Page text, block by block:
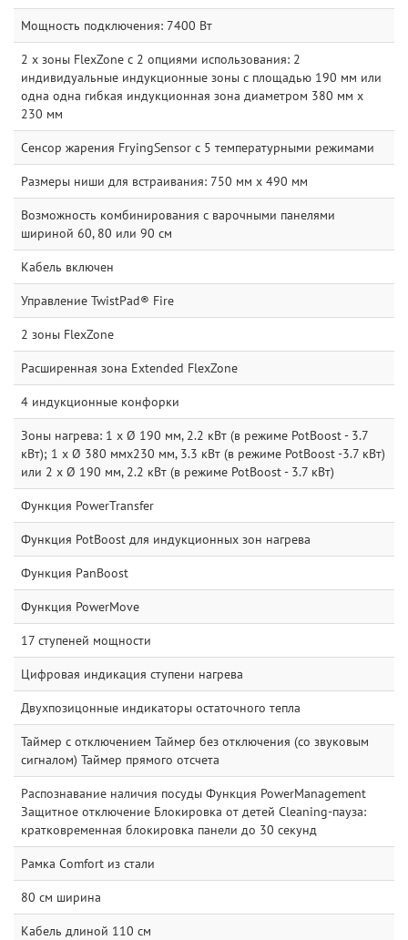
Мощность подключения: 7400 Вт
2 x зоны FlexZone с 2 опциями использования: 2
индивидуальные индукционные зоны с площадью 190 мм или
одна одна гибкая индукционная зона диаметром 380 мм x
230 мм
Сенсор жарения FryingSensor c 5 температурными режимами
Размеры ниши для встраивания: 750 мм x 490 мм
Возможность комбинирования с варочными панелями
шириной 60, 80 или 90 см
Кабель включен
Управление TwistPad® Fire
2 зоны FlexZone
Расширенная зона Extended FlexZone
4 индукционные конфорки
Зоны нагрева: 1 x Ø 190 мм, 2.2 кВт (в режиме PotBoost - 3.7
кВт); 1 x Ø 380 ммx230 мм, 3.3 кВт (в режиме PotBoost -3.7 кВт)
или 2 x Ø 190 мм, 2.2 кВт (в режиме PotBoost - 3.7 кВт)
Функция PowerTransfer
Функция PotBoost для индукционных зон нагрева
Функция PanBoost
Функция PowerMove
17 ступеней мощности
Цифровая индикация ступени нагрева
Двухпозицонные индикаторы остаточного тепла
Таймер с отключением Таймер без отключения (со звуковым
сигналом) Таймер прямого отсчета
Распознавание наличия посуды Функция PowerManagement
Защитное отключение Блокировка от детей Cleaning-пауза:
кратковременная блокировка панели до 30 секунд
Рамка Comfort из стали
80 см ширина
Кабель длиной 110 см